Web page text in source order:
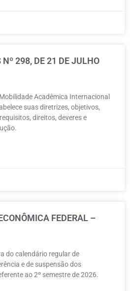
Nº 298, DE 21 DE JULHO
Acadêmica Internacional
suas diretrizes, objetivos,
direitos, deveres e
FEDERAL –
do calendário regular de
e de suspensão dos
ao 2º semestre de 2026.